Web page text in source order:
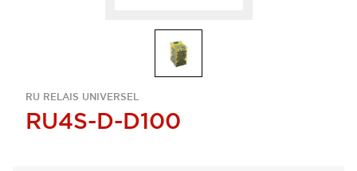
RU RELAIS UNIVERSEL
RU4S-D-D100